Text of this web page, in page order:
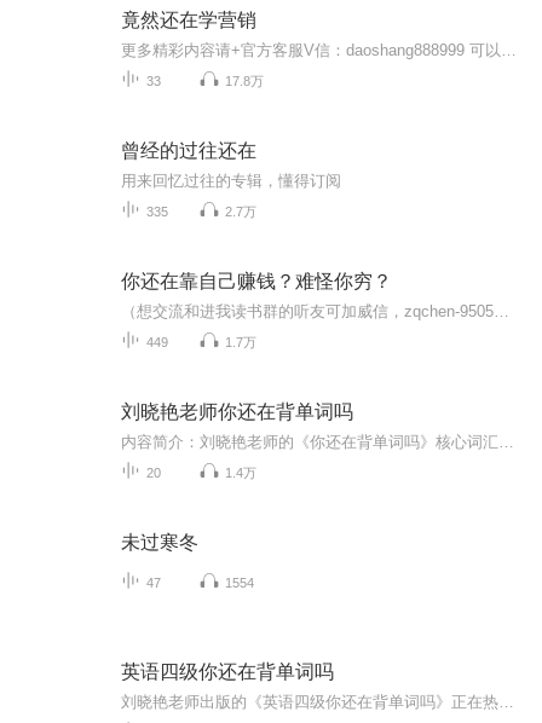
竟然还在学营销
33 17.8万
曾经的过往还在
用来回忆过往的专辑，懂得订阅
335 2.7万
你还在靠自己赚钱？难怪你穷？
449 1.7万
刘晓艳老师你还在背单词吗
20 1.4万
未过寒冬
47 1554
英语四级你还在背单词吗